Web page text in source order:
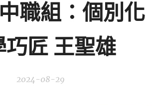
職組：個別化
巧匠 王聖雄
2024-08-29